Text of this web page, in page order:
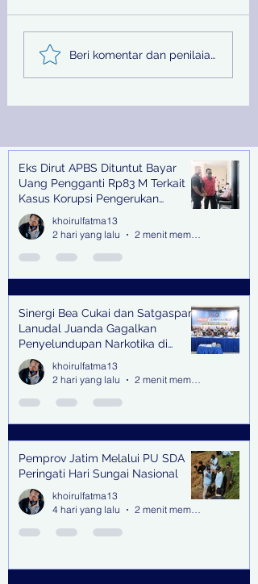
Sinergi Bea Cukai dan
Satgaspam Lanudal
Juanda Gagalkan
Beri komentar dan penilaian...
Recent Posts
Eks Dirut APBS Dituntut Bayar
Uang Pengganti Rp83 M Terkait
Kasus Korupsi Pengerukan
Tanjung Perak
khoirulfatma13
2 hari yang lalu
2 menit membaca
Sinergi Bea Cukai dan Satgaspam
Lanudal Juanda Gagalkan
Penyelundupan Narkotika di
Bandara Juanda
khoirulfatma13
2 hari yang lalu
2 menit membaca
Pemprov Jatim Melalui PU SDA
Peringati Hari Sungai Nasional
khoirulfatma13
4 hari yang lalu
2 menit membaca